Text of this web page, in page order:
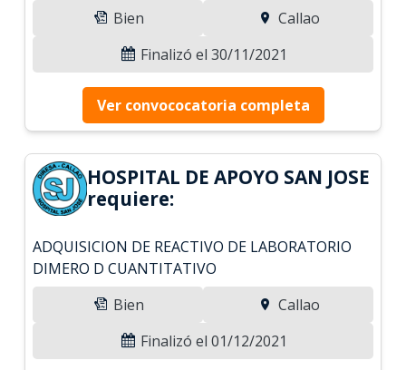
Bien
Callao
Finalizó el 30/11/2021
Ver convococatoria completa
HOSPITAL DE APOYO SAN JOSE
requiere:
ADQUISICION DE REACTIVO DE LABORATORIO
DIMERO D CUANTITATIVO
Bien
Callao
Finalizó el 01/12/2021